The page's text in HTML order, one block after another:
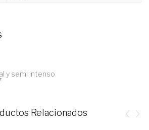
y semi intenso
Relacionados